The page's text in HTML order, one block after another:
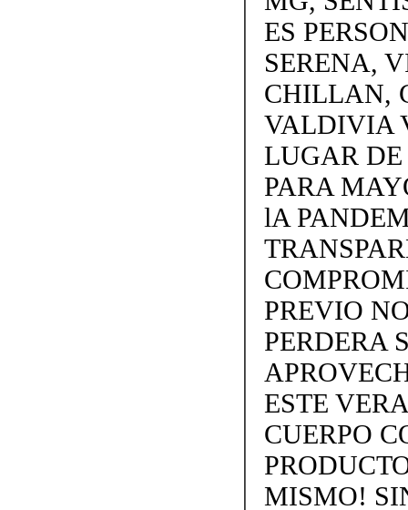
ES
SERENA,
CHILLAN,
VALDIVIA
LUGAR
PARA
lA
PREVIO
PERDERA
ESTE
CUERPO
MISMO!